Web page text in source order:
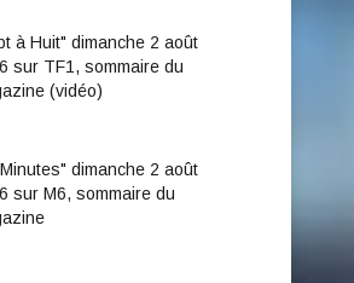
à Huit" dimanche 2 août
sur TF1, sommaire du
(vidéo)
dimanche 2 août
sur M6, sommaire du